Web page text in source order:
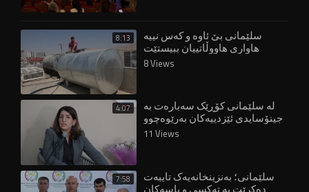
8:13 سلێمانی بێ ئاوە و کەس نییە
هاواری هاووڵاتییان ببیستێت
8 Views
4:07 لە سلێمانی کۆڕێک سەبارەت بە
جینۆسایدی ئێزدییەکان بەرێوەچوو
11 Views
7:58 سلێمانی؛ بەنزینخانەیەک تایبەت